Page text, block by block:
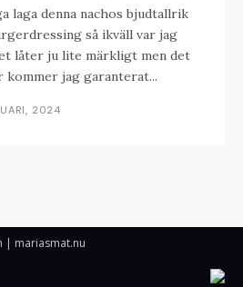
laga denna nachos bjudtallrik
så ikväll var jag
låter ju lite märkligt men det
kommer jag garanterat...
2024
| mariasmat.nu